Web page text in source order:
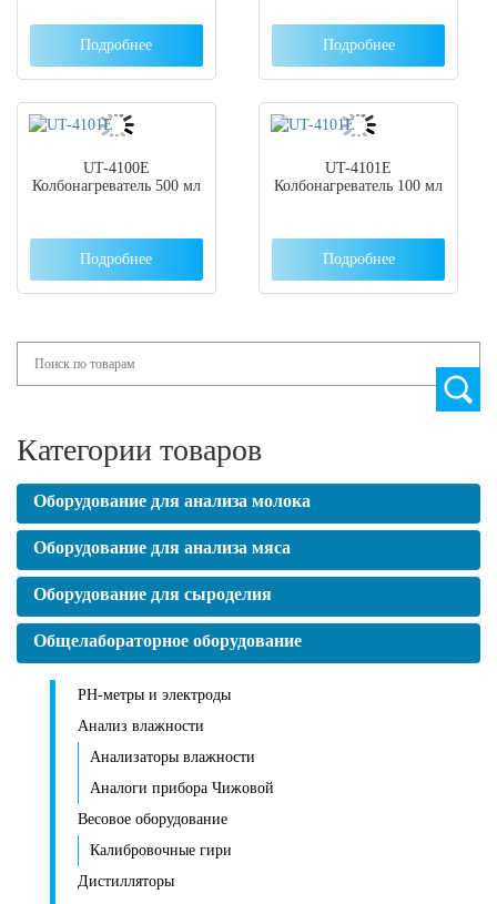
Подробнее Подробнее
UT-4100E
Колбонагреватель 500 мл
Подробнее
UT-4101E
Колбонагреватель 100 мл
Подробнее
Категории товаров
Оборудование для анализа молока
Оборудование для анализа мяса
Оборудование для сыроделия
Общелабораторное оборудование
PH-метры и электроды
Анализ влажности
Анализаторы влажности
Аналоги прибора Чижовой
Весовое оборудование
Калибровочные гири
Дистилляторы